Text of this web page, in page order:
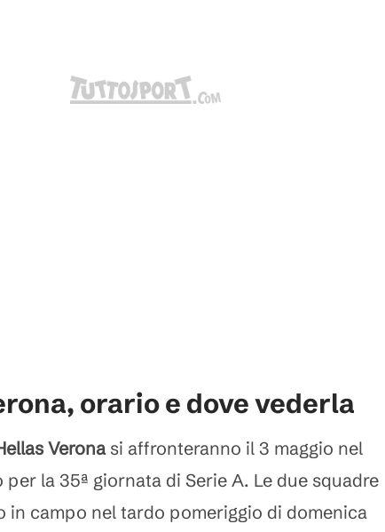
orario e dove vederla
Veronasi affronteranno il 3 maggio nel
per la 35ª giornata di Serie A. Le due squadre
in campo nel tardo pomeriggio di domenica